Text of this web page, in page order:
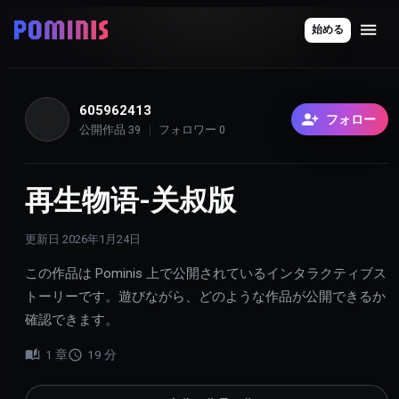
始める
605962413
公開作品 39 フォロワー 0
フォロー
再生物语-关叔版
更新日 2026年1月24日
この作品は Pominis 上で公開されているインタラクティブス
トーリーです。遊びながら、どのような作品が公開できるか
確認できます。
1 章 19 分